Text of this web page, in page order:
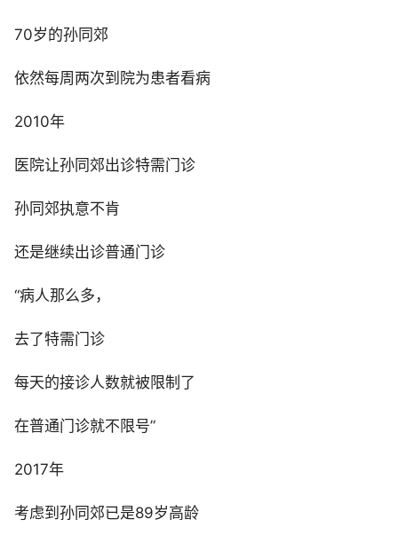
70岁的孙同郊
依然每周两次到院为患者看病
2010年
医院让孙同郊出诊特需门诊
孙同郊执意不肯
还是继续出诊普通门诊
“病人那么多，
去了特需门诊
每天的接诊人数就被限制了
在普通门诊就不限号”
2017年
考虑到孙同郊已是89岁高龄